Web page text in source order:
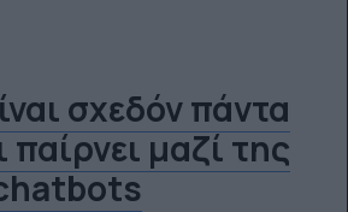
σχεδόν πάντα
μαζί της